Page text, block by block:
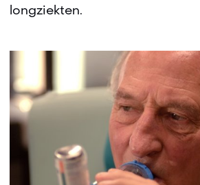
longziekten.